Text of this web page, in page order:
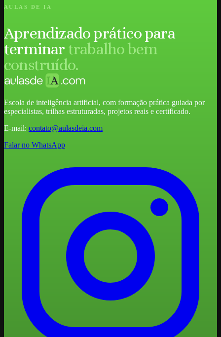
AULAS DE IA
Aprendizado prático para
terminar trabalho bem
construído.
Escola de inteligência artificial, com formação prática guiada por
especialistas, trilhas estruturadas, projetos reais e certificado.
E-mail: contato@aulasdeia.com
Falar no WhatsApp